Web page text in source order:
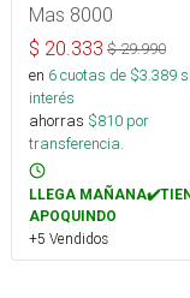
Mas 8000
$ 20.333 $29.990
en 6cuotas de $3.389
interés
ahorras $810 por
transferencia.
LLEGA
APOQUINDO
+5 Vendidos